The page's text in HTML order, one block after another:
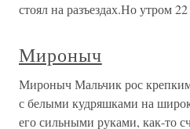
стоял на разъездах.Но утром 22
Мироныч
Мироныч Мальчик рос
с белыми кудряшками на
его сильными руками, как-то